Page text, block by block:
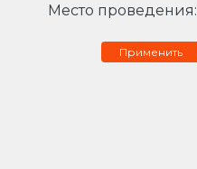
Место проведения: